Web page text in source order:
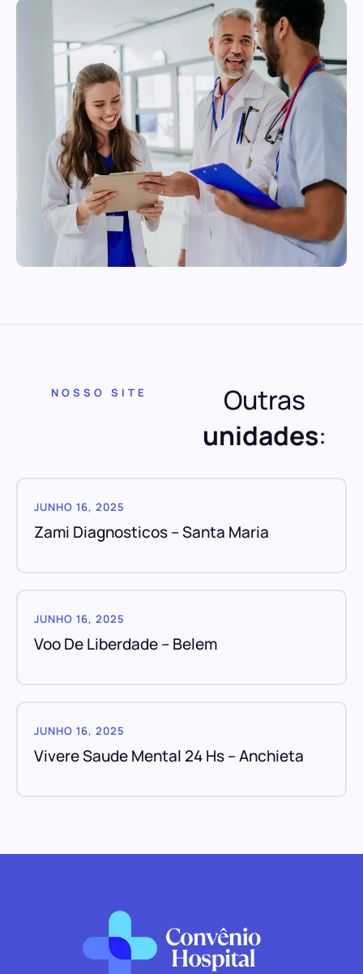
NOSSO SITE
Outras
unidades:
JUNHO 16, 2025
Zami Diagnosticos – Santa Maria
JUNHO 16, 2025
Voo De Liberdade – Belem
JUNHO 16, 2025
Vivere Saude Mental 24 Hs – Anchieta